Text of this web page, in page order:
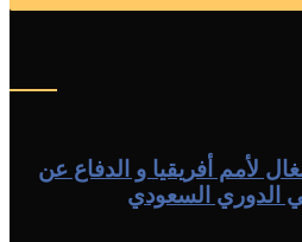
أفريقيا و الدفاع عن
السعودي